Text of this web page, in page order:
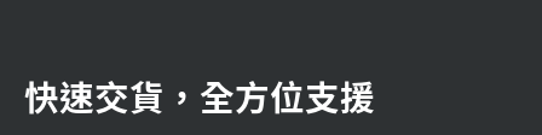
快速交貨，全方位支援